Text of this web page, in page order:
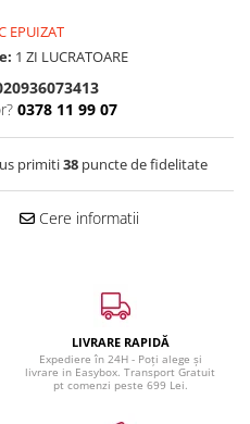
EPUIZAT
1 ZI LUCRATOARE
0378 11 99 07
primiti38puncte de fidelitate
Cere informatii
LIVRARE RAPIDĂ
Expediere în 24H - Poți alege și
livrare in Easybox. Transport Gratuit
pt comenzi peste 699 Lei.